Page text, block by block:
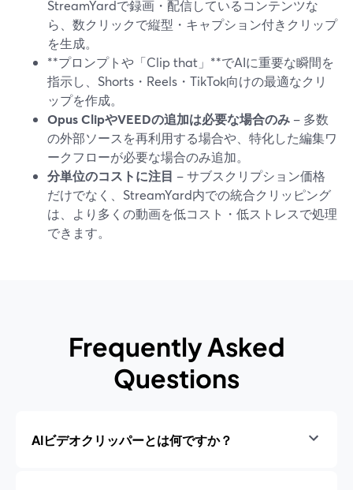
StreamYardで録画・配信しているコンテンツな
ら、数クリックで縦型・キャプション付きクリップ
を生成。
**プロンプトや「Clip that」**でAIに重要な瞬間を
指示し、Shorts・Reels・TikTok向けの最適なクリ
ップを作成。
Opus ClipやVEEDの追加は必要な場合のみ – 多数
の外部ソースを再利用する場合や、特化した編集ワ
ークフローが必要な場合のみ追加。
分単位のコストに注目 – サブスクリプション価格
だけでなく、StreamYard内での統合クリッピング
は、より多くの動画を低コスト・低ストレスで処理
できます。
Frequently Asked
Questions
AIビデオクリッパーとは何ですか？